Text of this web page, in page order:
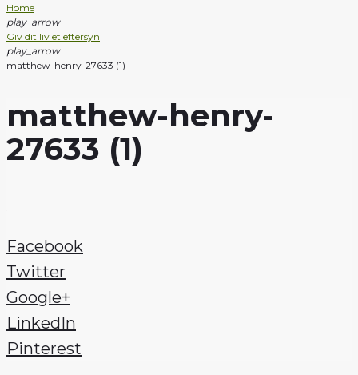
Home
play_arrow
Giv dit liv et eftersyn
play_arrow
matthew-henry-27633 (1)
matthew-henry-
27633 (1)
Facebook
Twitter
Google+
LinkedIn
Pinterest